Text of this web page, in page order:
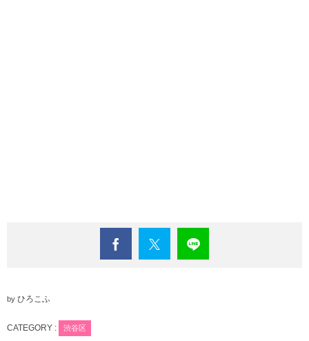
by ひろこふ
CATEGORY : 渋谷区